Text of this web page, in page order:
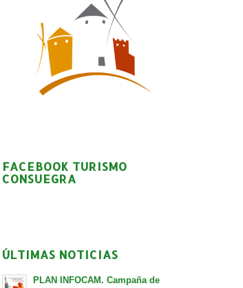
FACEBOOK TURISMO
CONSUEGRA
ÚLTIMAS NOTICIAS
PLAN INFOCAM. Campaña de